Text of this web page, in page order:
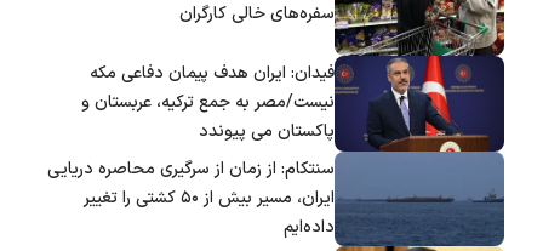
سفره‌های خالی کارگران
فیدان: ایران هدف پیمان دفاعی مکه
نیست/مصر به جمع ترکیه، عربستان و
پاکستان می پیوندد
سنتکام: از زمان از سرگیری محاصره دریایی
ایران، مسیر بیش از ۵۰ کشتی را تغییر
داده‌ایم